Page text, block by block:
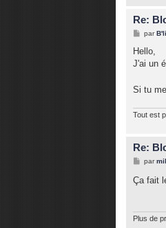
Re:
M
s
a
par
Hello,
J'ai un
Si tu
Tout est
Re:
M
s
par
Ça fait
Plus de